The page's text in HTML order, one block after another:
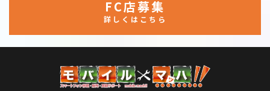
FC店募集
詳しくはこちら